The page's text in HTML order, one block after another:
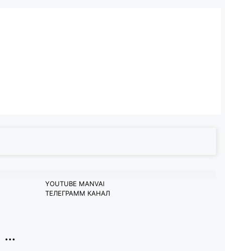
YOUTUBE MANVAl
ТЕЛЕГРАММ КАНАЛ